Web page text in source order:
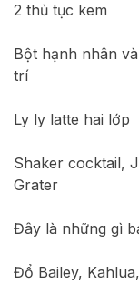
2 thủ tục kem
Bột hạnh nhân
trí
Ly ly latte hai lớp
Shaker cocktail,
Grater
Đây là những gì
Đổ Bailey,